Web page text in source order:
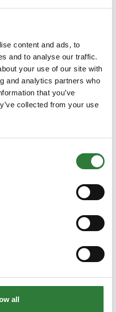
content and ads, to
and to analyse our traffic.
your use of our site with
and analytics partners who
that you’ve
collected from your use
all
og solgt de velkendte TP
A/S er danskejet og leverer et
driftssikre flishuggere til